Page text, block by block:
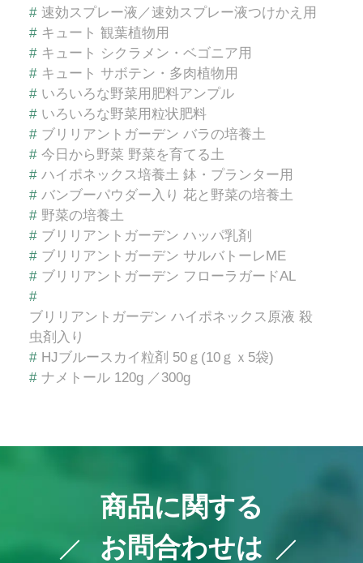
# 速効スプレー液／速効スプレー液つけかえ用
# キュート 観葉植物用
# キュート シクラメン・ベゴニア用
# キュート サボテン・多肉植物用
# いろいろな野菜用肥料アンプル
# いろいろな野菜用粒状肥料
# ブリリアントガーデン バラの培養土
# 今日から野菜 野菜を育てる土
# ハイポネックス培養土 鉢・プランター用
# バンブーパウダー入り 花と野菜の培養土
# 野菜の培養土
# ブリリアントガーデン ハッパ乳剤
# ブリリアントガーデン サルバトーレME
# ブリリアントガーデン フローラガードAL
#
ブリリアントガーデン ハイポネックス原液 殺
虫剤入り
# HJブルースカイ粒剤 50ｇ(10ｇｘ5袋)
# ナメトール 120g ／300g
商品に関する
お問合わせは